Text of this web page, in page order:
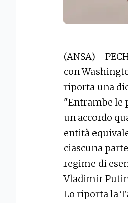
(ANSA) -
con
riporta una
"Entrambe le
un accordo
entità
ciascuna
regime di
Vladimir
Lo riporta la